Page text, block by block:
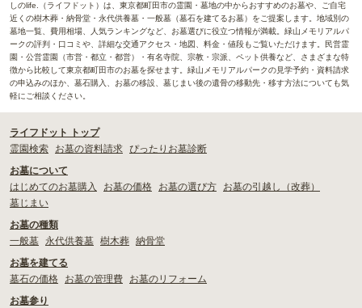
しのlife.（ライフドット）は、東京都町田市の霊園・墓地の中からおすすめのお墓や、ご自宅
近くの樹木葬・納骨堂・永代供養墓・一般墓（墓石を建てるお墓）をご提案します。地域別の
墓地一覧、費用相場、人気ランキングなど、お墓選びに役立つ情報が満載。緑山メモリアルパ
ークの評判・口コミや、詳細な交通アクセス・地図、料金・値段もご覧いただけます。民営霊
園・公営霊園（市営・都立・都営）・有名寺院、宗教・宗派、ペット供養など、さまざまな特
徴から比較して東京都町田市のお墓を探せます。緑山メモリアルパークの見学予約・資料請求
の申込みのほか、墓石購入、お墓の移設、墓じまい後の遺骨の移動先・移す方法についても気
軽にご相談ください。
ライフドット トップ
霊園検索
お墓の資料請求 ぴったりお墓診断
お墓について
はじめてのお墓購入
お墓の価格 お墓の選び方
お墓の引越し（改葬）
墓じまい
お墓の種類
一般墓
永代供養墓 樹木葬 納骨堂
お墓を建てる
墓石の価格
お墓の管理費
お墓のリフォーム
お墓参り